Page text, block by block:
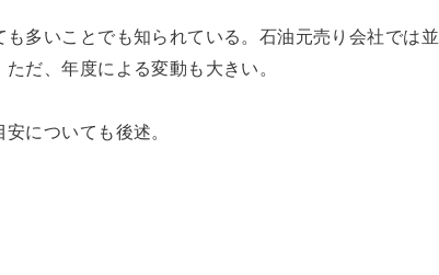
多いことでも知られている。石油元売り会社では並
だ、年度による変動も大きい。
についても後述。